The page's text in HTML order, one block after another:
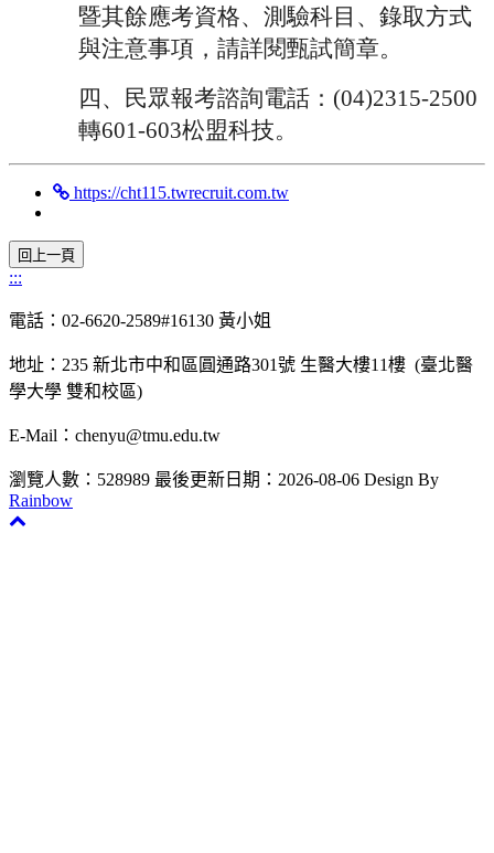
暨其餘應考資格、測驗科目、 錄取方式
與注意事項，請詳閱甄試簡章。
四、民眾報考諮詢電話： (04)2315-2500
轉601-603松盟科技。
https://cht115.twrecruit.com.tw
:::
電話：02-6620-2589#16130 黃小姐
地址：235 新北市中和區圓通路301號 生醫大樓11樓 (臺北醫
學大學 雙和校區)
E-Mail：chenyu@tmu.edu.tw
瀏覽人數：528989 最後更新日期：2026-08-06 Design By
Rainbow